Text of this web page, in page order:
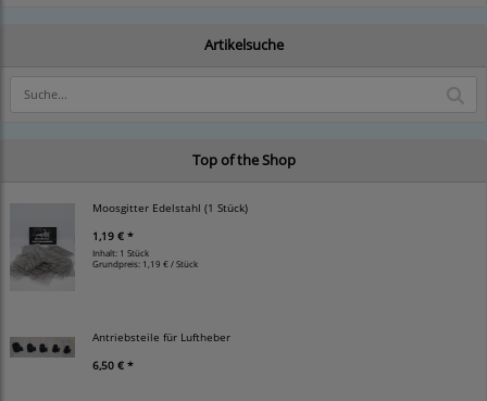
Artikelsuche
Top of the Shop
Moosgitter Edelstahl (1 Stück)
1,19 € *
Inhalt: 1 Stück
Grundpreis: 1,19 € / Stück
Antriebsteile für Luftheber
6,50 € *